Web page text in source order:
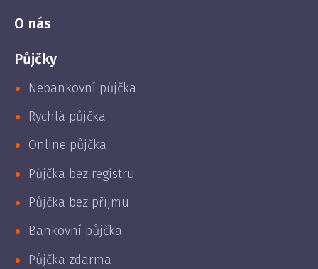
O nás
Půjčky
Nebankovní půjčka
Rychlá půjčka
Online půjčka
Půjčka bez registru
Půjčka bez příjmu
Bankovní půjčka
Půjčka zdarma